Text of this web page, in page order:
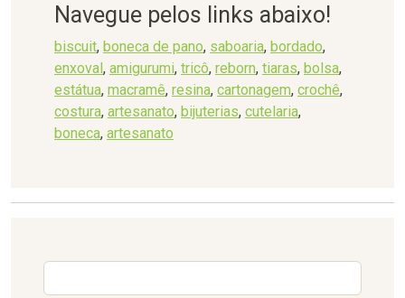
Navegue pelos links abaixo!
biscuit, boneca de pano, saboaria, bordado,
enxoval, amigurumi, tricô, reborn, tiaras, bolsa,
estátua, macramê, resina, cartonagem, crochê,
costura, artesanato, bijuterias, cutelaria,
boneca, artesanato